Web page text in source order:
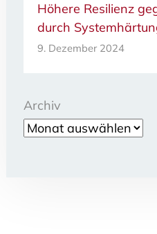
Höhere Resilienz
durch
9. Dezember 2024
Archiv